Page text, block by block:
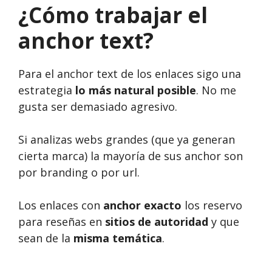
¿Cómo trabajar el
anchor text?
Para el anchor text de los enlaces sigo una
estrategia lo más natural posible. No me
gusta ser demasiado agresivo.
Si analizas webs grandes (que ya generan
cierta marca) la mayoría de sus anchor son
por branding o por url.
Los enlaces con anchor exacto los reservo
para reseñas en sitios de autoridad y que
sean de la misma temática.